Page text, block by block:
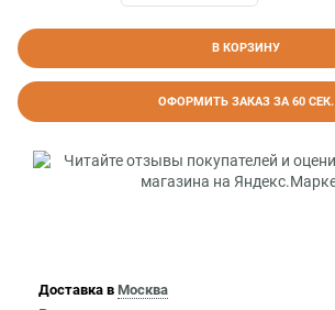
В КОРЗИНУ
ОФОРМИТЬ ЗАКАЗ ЗА 60 СЕК.
Доставка в Москва